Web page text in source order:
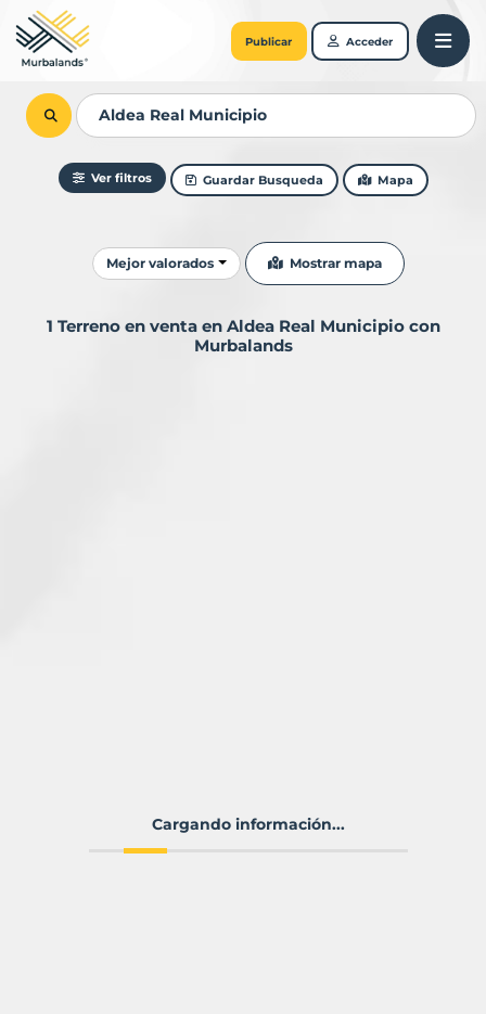
Publicar Acceder
Ver filtros Guardar Busqueda Mapa
Ordenar resultados
Mejor valorados Mostrar mapa
1 Terreno en venta en Aldea Real Municipio con
Murbalands
Cargando información...